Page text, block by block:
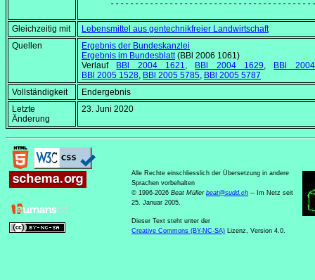
Gleichzeitig mit
Lebensmittel aus gentechnikfreier Landwirtschaft
Quellen
Ergebnis der Bundeskanzlei
Ergebnis im Bundesblatt(BBl 2006 1061)
Verlauf
BBl 2004 1621, BBl 2004 1629,
BBl
BBl 2005 1528, BBl 2005 5785, BBl 2005 5787
Vollständigkeit
Endergebnis
Letzte
Änderung
23. Juni 2020
Alle Rechte einschliesslich der Übersetzung in andere
Sprachen vorbehalten
© 1996-2026 Beat Müller beat@sudd.ch -- Im Netz seit
25. Januar 2005.
Dieser Text steht unter der
Creative Commons (BY-NC-SA) Lizenz, Version 4.0.